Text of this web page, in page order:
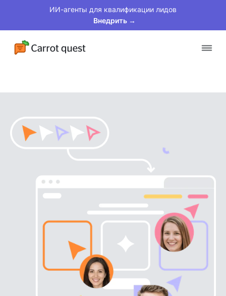
ИИ-агенты для квалификации лидов
Внедрить →
Клиенты
Материалы